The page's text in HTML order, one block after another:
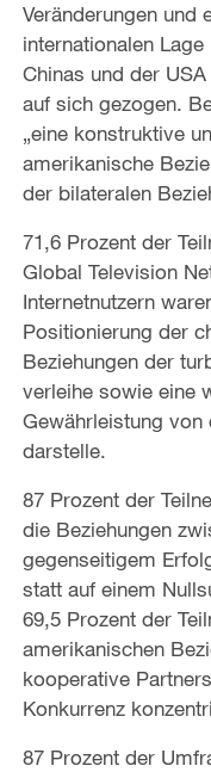
Veränderungen und
internationalen
Chinas und der
auf sich gezogen.
„eine konstruktive
amerikanische
der bilateralen
71,6 Prozent der
Global Television
Internetnutzern
Positionierung der
Beziehungen der
verleihe sowie eine
Gewährleistung von
darstelle.
87 Prozent der
die Beziehungen
gegenseitigem
statt auf einem
69,5 Prozent der
amerikanischen
kooperative
Konkurrenz
87 Prozent der